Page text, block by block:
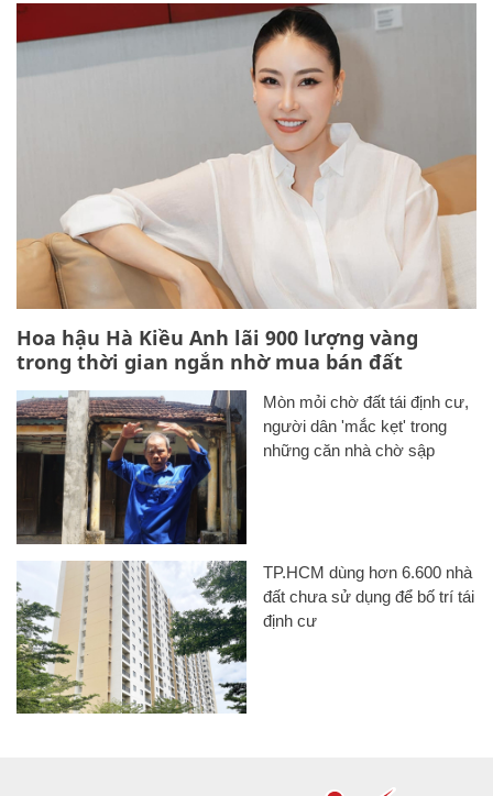
Hoa hậu Hà Kiều Anh lãi 900 lượng vàng
trong thời gian ngắn nhờ mua bán đất
Mòn mỏi chờ đất tái định cư,
người dân 'mắc kẹt' trong
những căn nhà chờ sập
TP.HCM dùng hơn 6.600 nhà
đất chưa sử dụng để bố trí tái
định cư